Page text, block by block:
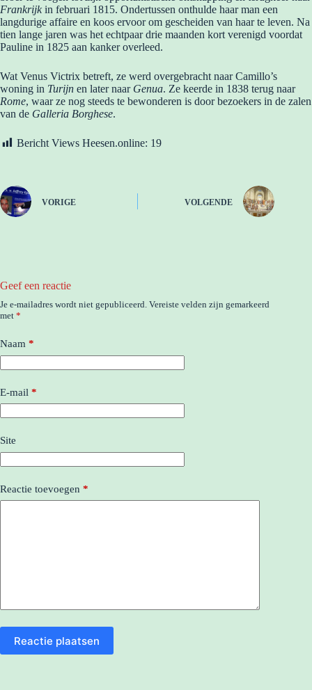
Frankrijk in februari 1815. Ondertussen onthulde haar man een
langdurige affaire en koos ervoor om gescheiden van haar te leven. Na
tien lange jaren was het echtpaar drie maanden kort verenigd voordat
Pauline in 1825 aan kanker overleed.
Wat Venus Victrix betreft, ze werd overgebracht naar Camillo’s
woning in Turijn en later naar Genua. Ze keerde in 1838 terug naar
Rome, waar ze nog steeds te bewonderen is door bezoekers in de zalen
van de Galleria Borghese.
Bericht Views Heesen.online: 19
VORIGE VOLGENDE
Geef een reactie
Je e-mailadres wordt niet gepubliceerd. Vereiste velden zijn gemarkeerd
met *
Naam *
E-mail *
Site
Reactie toevoegen *
Reactie plaatsen